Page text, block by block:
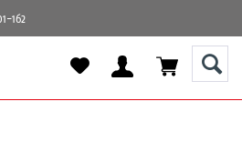
162